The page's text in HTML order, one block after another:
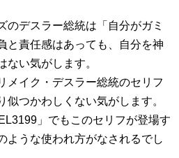
のデスラー総統は「自分がガミ
と責任感はあっても、自分を神
ない気がします。
メイク・デスラー総統のセリフ
似つかわしくない気がします。
」でもこのセリフが登場す
ような使われ方がなされるでし